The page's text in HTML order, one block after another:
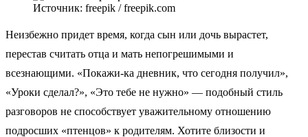
Источник: freepik / freepik.com
Неизбежно придет время, когда сын или дочь вырастет,
перестав считать отца и мать непогрешимыми и
всезнающими. «Покажи-ка дневник, что сегодня получил»,
«Уроки сделал?», «Это тебе не нужно» — подобный стиль
разговоров не способствует уважительному отношению
подросших «птенцов» к родителям. Хотите близости и